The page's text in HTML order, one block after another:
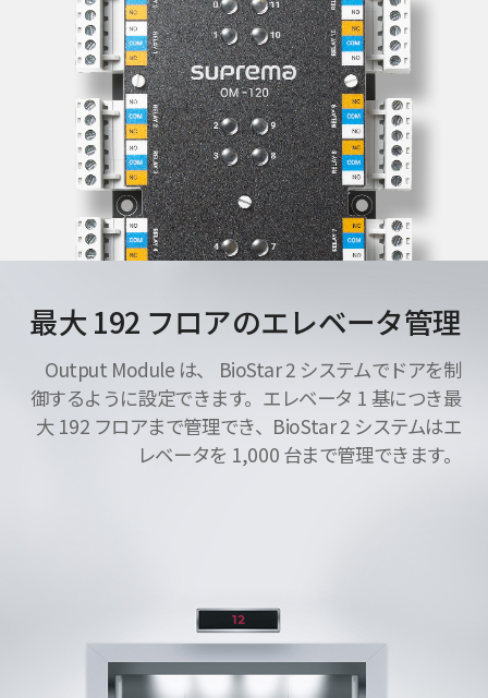
最大 192 フロアのエレベータ管理
Output Module は、 BioStar 2 システムでドアを制
御するように設定できます。エレベータ 1 基につき最
大 192 フロアまで管理でき、BioStar 2 システムはエ
レベータを 1,000 台まで管理できます。